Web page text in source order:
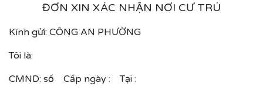
ĐƠN XIN XÁC NHẬN NƠI CƯ TRÚ
Kính gửi: CÔNG AN PHƯỜNG
Tôi là:
CMND: số Cấp ngày : Tại :